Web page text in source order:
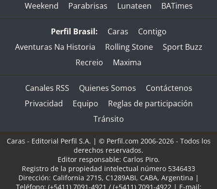
Weekend
Parabrisas Lunateen BATimes
Perfil Brasil: Caras
Contigo
Aventuras Na Historia
Rolling Stone
Sport Buzz
Recreio
Maxima
Canales RSS Quienes Somos
Contáctenos
Privacidad
Equipo
Reglas de participación
Tránsito
Caras - Editorial Perfil S.A. | © Perfil.com 2006-2026 - Todos los
derechos reservados.
Editor responsable: Carlos Piro.
Registro de la propiedad intelectual número 5346433
Dirección: California 2715, C1289ABI, CABA, Argentina |
Teléfono: (+5411) 7091-4921 / (+5411) 7091-4922 | E-mail: